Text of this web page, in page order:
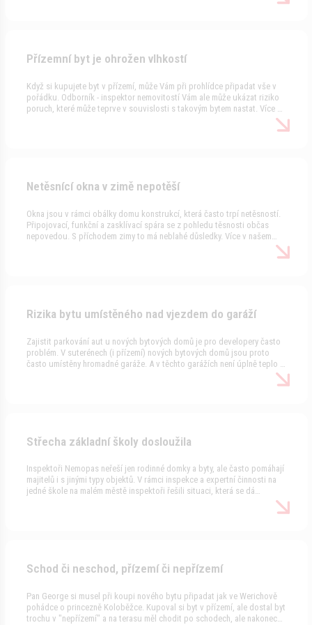
Přízemní byt je ohrožen vlhkostí
Když si kupujete byt v přízemí, může Vám při prohlídce připadat vše v
pořádku. Odborník - inspektor nemovitostí Vám ale může ukázat riziko
poruch, které může teprve v souvislosti s takovým bytem nastat. Více o
Netěsnící okna v zimě nepotěší
Okna jsou v rámci obálky domu konstrukcí, která často trpí netěsností.
Připojovací, funkční a zasklívací spára se z pohledu těsnosti občas
nepovedou. S příchodem zimy to má neblahé důsledky. Více v našem
Rizika bytu umístěného nad vjezdem do garáží
Zajistit parkování aut u nových bytových domů je pro developery často
problém. V suterénech (i přízemí) nových bytových domů jsou proto
často umístěny hromadné garáže. A v těchto garážích není úplně teplo a
přímo nad garážemi, při nepromyšleném řešení na domě, trpět vážnými
Střecha základní školy dosloužila
Inspektoři Nemopas neřeší jen rodinné domky a byty, ale často pomáhají
majitelů i s jinými typy objektů. V rámci inspekce a expertní činnosti na
jedné škole na malém městě inspektoři řešili situaci, která se dá
zevšeobecnit. Jedná se o trvanlivost a životnost stavebních materiálů a
stavebních řešení. Více si přečtěte v našem seriálu Nemoci nemovitostí
Schod či neschod, přízemí či nepřízemí
Pan George si musel při koupi nového bytu připadat jak ve Werichově
pohádce o princezně Koloběžce. Kupoval si byt v přízemí, ale dostal byt
trochu v "nepřízemí" a na terasu měl chodit po schodech, ale nakonec